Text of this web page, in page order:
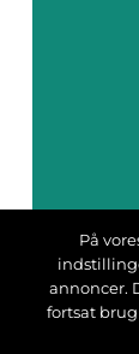
På
annoncer.
fortsat